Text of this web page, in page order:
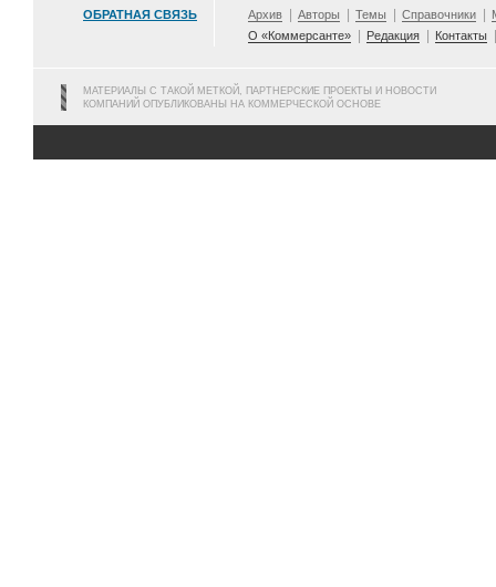
ОБРАТНАЯ СВЯЗЬ Архив Авторы Темы Справочники
О «Коммерсанте»
Редакция Контакты
МАТЕРИАЛЫ С ТАКОЙ МЕТКОЙ, ПАРТНЕРСКИЕ ПРОЕКТЫ И НОВОСТИ
КОМПАНИЙ ОПУБЛИКОВАНЫ НА КОММЕРЧЕСКОЙ ОСНОВЕ